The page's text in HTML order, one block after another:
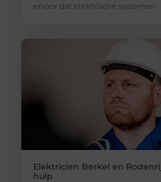
ervoor dat elektrische systemen
Elektricien Berkel en
hulp